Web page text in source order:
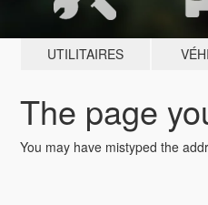
UTILITAIRES
The page
You may have mistyped the